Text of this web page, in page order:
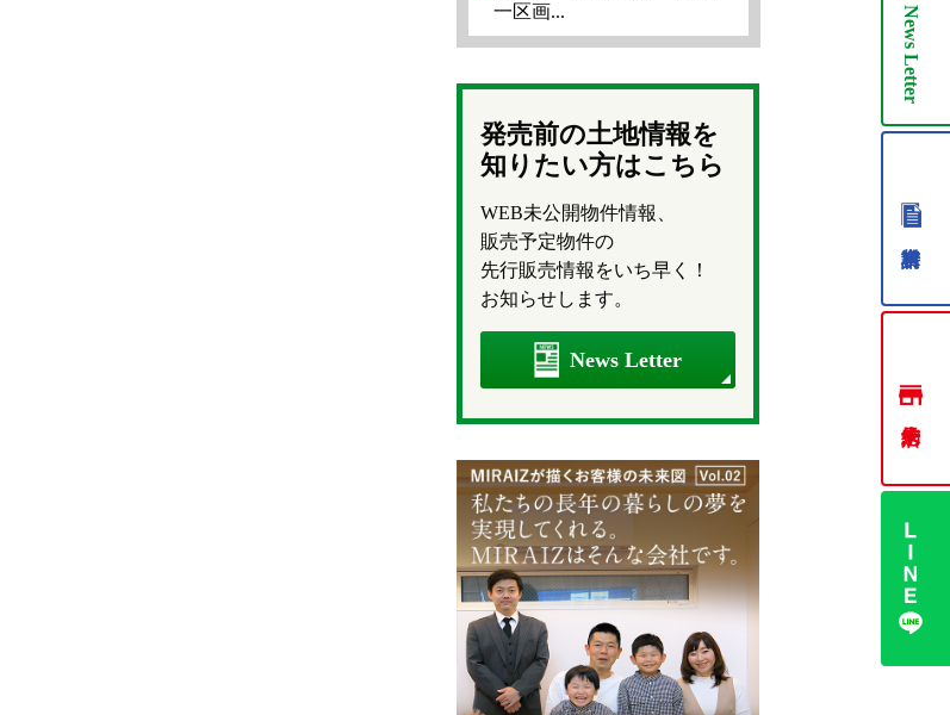
一区画...
発売前の土地情報を
知りたい方はこちら
WEB未公開物件情報、
販売予定物件の
先行販売情報をいち早く！
お知らせします。
News Letter
News
Letter